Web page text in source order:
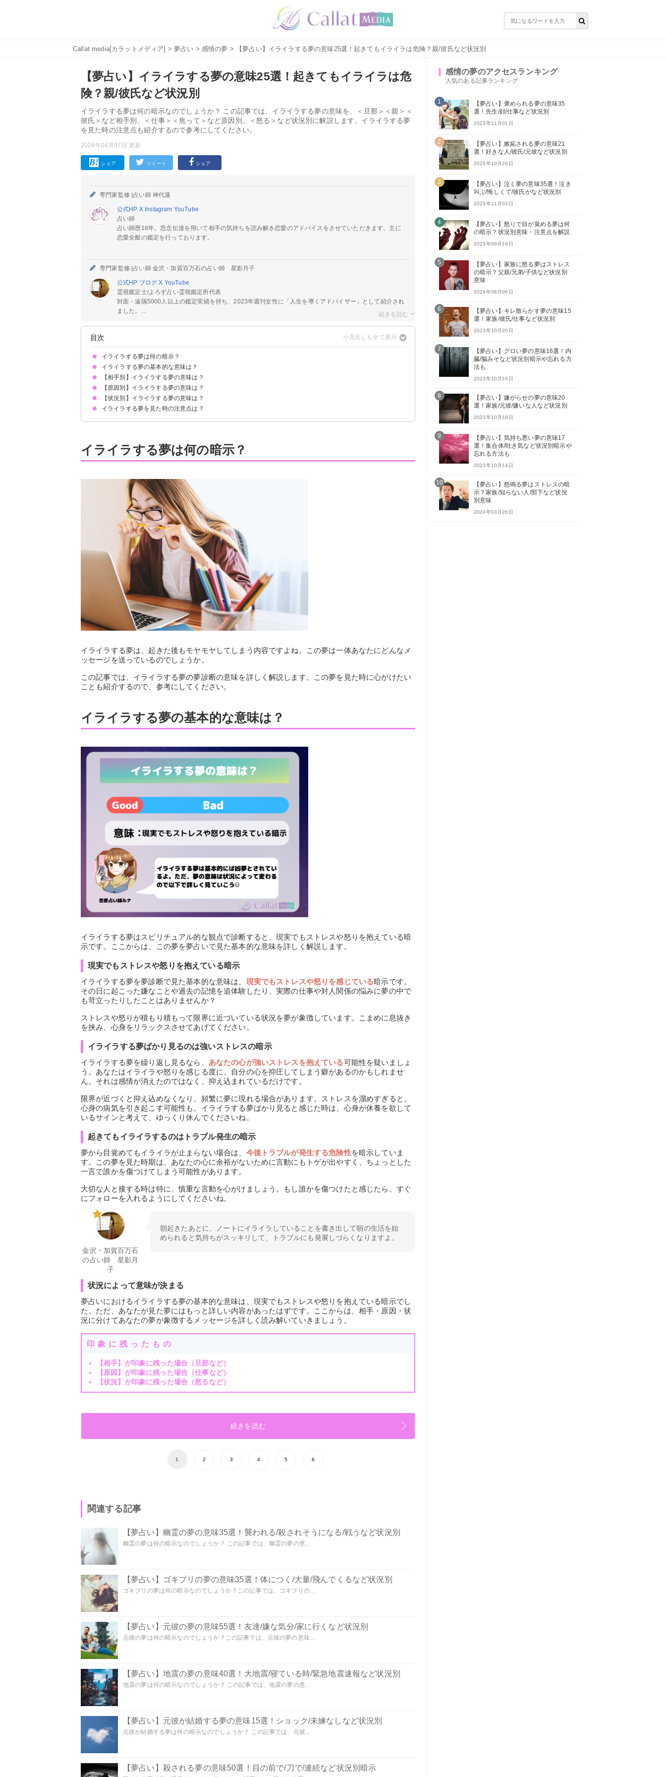
Callat media[カラットメディア] >夢占い > 感情の夢 > 【夢占い】イライラする夢の意味25選！起きてもイライラは危険？親/彼氏など状況別
【夢占い】イライラする夢の意味25選！起きてもイライラは危
険？親/彼氏など状況別
イライラする夢は何の暗示なのでしょうか？ この記事では、イライラする夢の意味を、＜旦那＞＜親＞＜
彼氏＞など相手別、＜仕事＞＜焦って＞など原因別、＜怒る＞など状況別に解説します。イライラする夢
を見た時の注意点も紹介するので参考にしてください。
2024年04月07日 更新
シェア ツイート シェア
専門家監修 |占い師 神代蓮
公式HP X Instagram YouTube
占い師
占い師歴18年。思念伝達を用いて相手の気持ちを読み解き恋愛のアドバイスをさせていただきます。主に
恋愛全般の鑑定を行っております。
専門家監修 |占い師 金沢・加賀百万石の占い師 星影月子
公式HP ブログX YouTube
霊視鑑定士/よろず占い霊視鑑定所代表
対面・遠隔5000人以上の鑑定実績を持ち、2023年週刊女性に「人生を導くアドバイザー」として紹介され
ました。...
目次
イライラする夢は何の暗示？
イライラする夢の基本的な意味は？
現実でもストレスや怒りを抱えている暗示
イライラする夢ばかり見るのは強いストレスの暗示
起きてもイライラするのはトラブル発生の暗示
状況によって意味が決まる
【相手別】イライラする夢の意味は？
旦那にイライラする夢【警告夢】
親にイライラする夢【警告夢】
彼氏にイライラする夢【吉夢】
知らない人（他人）にイライラする夢【吉夢】
元彼・元カノにイライラする夢【警告夢】
好きな人にイライラする夢【警告夢】
兄弟にイライラする夢【吉夢】
友達にイライラする夢【警告夢】
先生にイライラする夢【警告夢】
同僚にイライラする夢【警告夢】
後輩にイライラする夢【警告夢】
店員にイライラする夢【警告夢】
上司にイライラする夢【警告夢】
【原因別】イライラする夢の意味は？
仕事でイライラする夢【警告夢】
待たされてイライラする夢【警告夢】
焦ってイライラする夢【凶夢】
怒られてイライラする夢【警告夢】
ミスをしてイライラする夢【凶夢】
嫉妬でイライラする夢【警告夢】
【状況別】イライラする夢の意味は？
イライラして怒る夢【警告夢】
妊娠中にイライラする夢【警告夢】
イライラして愚痴を言う夢【警告夢】
イライラするけれど我慢する夢【警告夢】
イライラして泣く夢【吉夢】
イライラして息抜きする夢【吉夢】
イライラする夢を見た時の注意点は？
イライラする夢は何の暗示？
イライラする夢は、起きた後もモヤモヤしてしまう内容ですよね。この夢は一体あなたにどんなメ
ッセージを送っているのでしょうか。
この記事では、イライラする夢の夢診断の意味を詳しく解説します。この夢を見た時に心がけたい
ことも紹介するので、参考にしてください。
イライラする夢の基本的な意味は？
イライラする夢はスピリチュアル的な観点で診断すると、現実でもストレスや怒りを抱えている暗
示です。ここからは、この夢を夢占いで見た基本的な意味を詳しく解説します。
現実でもストレスや怒りを抱えている暗示
イライラする夢を夢診断で見た基本的な意味は、 現実でもストレスや怒りを感じている暗示です。
その日に起こった嫌なことや過去の記憶を追体験したり、実際の仕事や対人関係の悩みに夢の中で
も苛立ったりしたことはありませんか？
ストレスや怒りが積もり積もって限界に近づいている状況を夢が象徴しています。こまめに息抜き
を挟み、心身をリラックスさせてあげてください。
イライラする夢ばかり見るのは強いストレスの暗示
イライラする夢を繰り返し見るなら、 あなたの心が強いストレスを抱えている可能性を疑いましょ
う。あなたはイライラや怒りを感じる度に、自分の心を抑圧してしまう癖があるのかもしれませ
ん。それは感情が消えたのではなく、抑え込まれているだけです。
限界が近づくと抑え込めなくなり、頻繁に夢に現れる場合があります。ストレスを溜めすぎると、
心身の病気を引き起こす可能性も。イライラする夢ばかり見ると感じた時は、心身が休養を欲して
いるサインと考えて、ゆっくり休んでくださいね。
起きてもイライラするのはトラブル発生の暗示
夢から目覚めてもイライラが止まらない場合は、 今後トラブルが発生する危険性を暗示していま
す。この夢を見た時期は、あなたの心に余裕がないために言動にもトゲが出やすく、ちょっとした
一言で誰かを傷つけてしまう可能性があります。
大切な人と接する時は特に、慎重な言動を心がけましょう。もし誰かを傷つけたと感じたら、すぐ
にフォローを入れるようにしてくださいね。
金沢・加賀百万石
の占い師 星影月
子
朝起きたあとに、ノートにイライラしていることを書き出して朝の生活を始
められると気持ちがスッキリして、トラブルにも発展しづらくなりますよ。
状況によって意味が決まる
夢占いにおけるイライラする夢の基本的な意味は、現実でもストレスや怒りを抱えている暗示でし
た。ただ、あなたが見た夢にはもっと詳しい内容があったはずです。ここからは、相手・原因・状
況に分けてあなたの夢が象徴するメッセージを詳しく読み解いていきましょう。
印象に残ったもの
【相手】が印象に残った場合（旦那など）
【原因】が印象に残った場合（仕事など）
【状況】が印象に残った場合（怒るなど）
続きを読む
1 2 3 4 5 6
関連する記事
【夢占い】幽霊の夢の意味35選！襲われる/殺されそうになる/戦うなど状況別
幽霊の夢は何の暗示なのでしょうか？ この記事では、幽霊の夢の意...
【夢占い】ゴキブリの夢の意味35選！体につく/大量/飛んでくるなど状況別
ゴキブリの夢は何の暗示なのでしょうか？この記事では、ゴキブリの...
【夢占い】元彼の夢の意味55選！友達/嫌な気分/家に行くなど状況別
元彼の夢は何の暗示なのでしょうか？この記事では、元彼の夢の意味...
【夢占い】地震の夢の意味40選！大地震/寝ている時/緊急地震速報など状況別
地震の夢は何の暗示なのでしょうか？ この記事では、地震の夢の意...
【夢占い】元彼が結婚する夢の意味15選！ショック/未練なしなど状況別
元彼が結婚する夢は何の暗示なのでしょうか？ この記事では、元彼...
【夢占い】殺される夢の意味50選！目の前で/刀で/連続など状況別暗示
感情の夢のアクセスランキング
人気のある記事ランキング
1
【夢占い】褒められる夢の意味35
選！先生/顔/仕事など状況別
2023年11月01日
2
【夢占い】嫉妬される夢の意味21
選！好きな人/彼氏/元彼など状況別
2023年10月20日
3
【夢占い】泣く夢の意味35選！泣き
叫ぶ/悔しくて/彼氏がなど状況別
2023年11月03日
4
【夢占い】怒りで目が覚める夢は何
の暗示？状況別意味・注意点を解説
2023年09月19日
5
【夢占い】家族に怒る夢はストレス
の暗示？父親/兄弟/子供など状況別
意味
2024年08月06日
6
【夢占い】キレ散らかす夢の意味15
選！家族/彼氏/仕事など状況別
2023年10月20日
7
【夢占い】グロい夢の意味16選！内
臓/脳みそなど状況別暗示や忘れる方
法も
2023年10月16日
8
【夢占い】嫌がらせの夢の意味20
選！家族/元彼/嫌いな人など状況別
2023年10月18日
9
【夢占い】気持ち悪い夢の意味17
選！集合体/吐き気など状況別暗示や
忘れる方法も
2023年10月14日
10
【夢占い】怒鳴る夢はストレスの暗
示？家族/知らない人/部下など状況
別意味
2024年03月26日